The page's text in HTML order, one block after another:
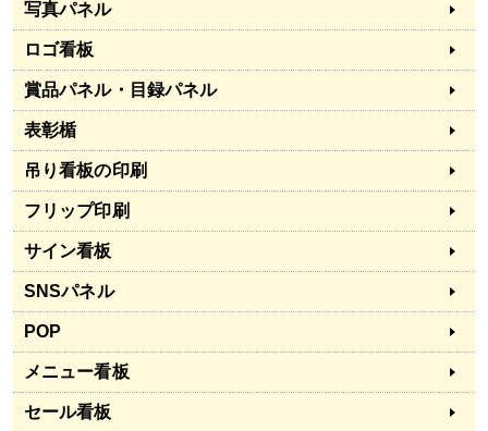
写真パネル
ロゴ看板
賞品パネル・目録パネル
表彰楯
吊り看板の印刷
フリップ印刷
サイン看板
SNSパネル
POP
メニュー看板
セール看板